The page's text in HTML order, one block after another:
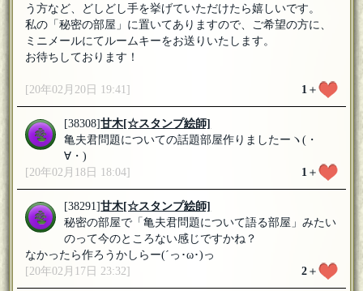
う方など、どしどし手を挙げていただけたら嬉しいです。
私の「秘密の部屋」に置いてありますので、ご希望の方に、
ミニメールにてルームキーをお送りいたします。
お待ちしております！
[20年02月20日 19:41] 1＋
[38308]甘木[☆スタンプ絵師]
亀夫君問題についての話題部屋作りましたーヽ(・
∀・)
[20年02月18日 18:04]
1＋
[38291]甘木[☆スタンプ絵師]
秘密の部屋で「亀夫君問題について語る部屋」みたい
のって今のところない感じですかね？
なかったら作ろうかしらー(´っ･ω･)っ
[20年02月17日 23:32]
2＋